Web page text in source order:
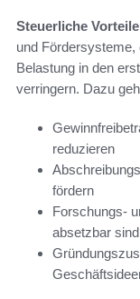
Steuerliche
und Fördersysteme,
Belastung in den
verringern. Dazu
reduzieren
fördern
Forschungs-
absetzbar sind